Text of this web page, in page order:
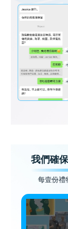
我們確
每壹份禮